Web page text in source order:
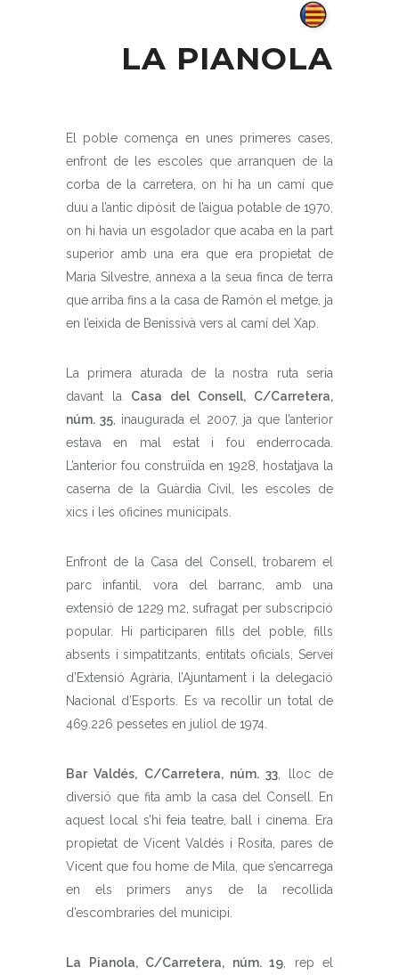
LA PIANOLA
El poble comença en unes primeres cases,
enfront de les escoles que arranquen de la
corba de la carretera, on hi ha un camí que
duu a l’antic dipòsit de l’aigua potable de 1970,
on hi havia un esgolador que acaba en la part
superior amb una era que era propietat de
Maria Silvestre, annexa a la seua finca de terra
que arriba fins a la casa de Ramón el metge, ja
en l’eixida de Benissivà vers al camí del Xap.
La primera aturada de la nostra ruta seria
davant la Casa del Consell, C/Carretera,
núm. 35, inaugurada el 2007, ja que l’anterior
estava en mal estat i fou enderrocada.
L’anterior fou construïda en 1928, hostatjava la
caserna de la Guàrdia Civil, les escoles de
xics i les oficines municipals.
Enfront de la Casa del Consell, trobarem el
parc infantil, vora del barranc, amb una
extensió de 1229 m2, sufragat per subscripció
popular. Hi participaren fills del poble, fills
absents i simpatitzants, entitats oficials, Servei
d’Extensió Agrària, l’Ajuntament i la delegació
Nacional d’Esports. Es va recollir un total de
469.226 pessetes en juliol de 1974.
Bar Valdés, C/Carretera, núm. 33, lloc de
diversió que fita amb la casa del Consell. En
aquest local s’hi feia teatre, ball i cinema. Era
propietat de Vicent Valdés i Rosita, pares de
Vicent que fou home de Mila, que s’encarrega
en els primers anys de la recollida
d’escombraries del municipi.
La Pianola, C/Carretera, núm. 19, rep el